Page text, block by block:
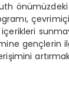
gençlerin